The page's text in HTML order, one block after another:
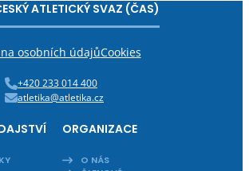
ATLETICKÝ SVAZ (ČAS)
osobních údajůCookies
+420 233 014 400
atletika@atletika.cz
ORGANIZACE
O NÁS